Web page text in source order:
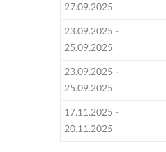
27.09.2025
23.09.2025 -
25.09.2025
23.09.2025 -
25.09.2025
17.11.2025 -
20.11.2025